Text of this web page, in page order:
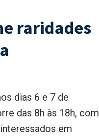
raridades
dias 6 e 7 de
das 8h às 18h, com
em